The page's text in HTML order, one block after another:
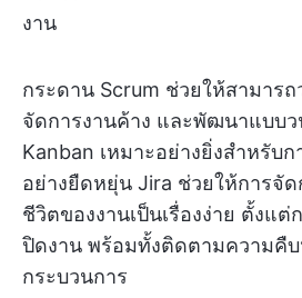
งาน
กระดาน Scrum ช่วยให้สามาร
จัดการงานค้าง และพัฒนาแบบ
Kanban เหมาะอย่างยิ่งสำหรับ
อย่างยืดหยุ่น Jira ช่วยให้การจั
ชีวิตของงานเป็นเรื่องง่าย ตั้งแต่
ปิดงาน พร้อมทั้งติดตามความคื
กระบวนการ